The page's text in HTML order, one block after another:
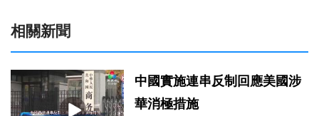
相關新聞
中國實施連串反制回應美國涉
華消極措施